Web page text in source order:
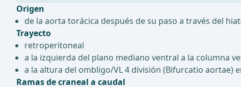
Origen
de la aorta torácica después de su paso a través del
Trayecto
retroperitoneal
a la izquierda del plano mediano ventral a la columna
a la altura del ombligo/VL 4 división (Bifurcatio aortae)
Ramas de craneal a caudal